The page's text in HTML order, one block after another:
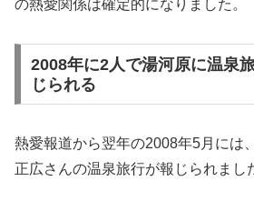
の熱愛関係は確定的になりました。
2008年に2人で湯河原に温泉
じられる
熱愛報道から翌年の2008年5月には
正広さんの温泉旅行が報じられまし